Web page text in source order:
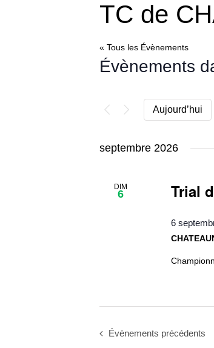
TC de
« Tous les Évènements
Évènements
Aujourd’hui
septembre 2026
DIM
6 Trial
6
Évènements précédents